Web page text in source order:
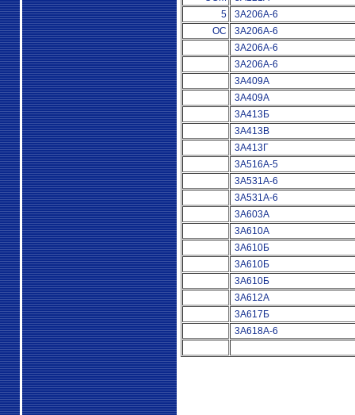
5
3А206А-6
ОС
3А206А-6
3А206А-6
3А206А-6
3А409А
3А409А
3А413Б
3А413В
3А413Г
3А516А-5
3А531А-6
3А531А-6
3А603А
3А610А
3А610Б
3А610Б
3А610Б
3А612А
3А617Б
3А618А-6